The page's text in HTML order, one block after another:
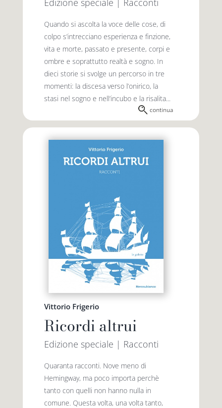
Edizione speciale | Racconti
Quando si ascolta la voce delle cose, di
colpo s’intrecciano esperienza e finzione,
vita e morte, passato e presente, corpi e
ombre e soprattutto realtà e sogno. In
dieci storie si svolge un percorso in tre
momenti: la discesa verso l’onirico, la
stasi nel sogno e nell’incubo e la risalita...
continua
Vittorio Frigerio
Ricordi altrui
Edizione speciale | Racconti
Quaranta racconti. Nove meno di
Hemingway, ma poco importa perchè
tanto con quelli non hanno nulla in
comune. Questa volta, una volta tanto,